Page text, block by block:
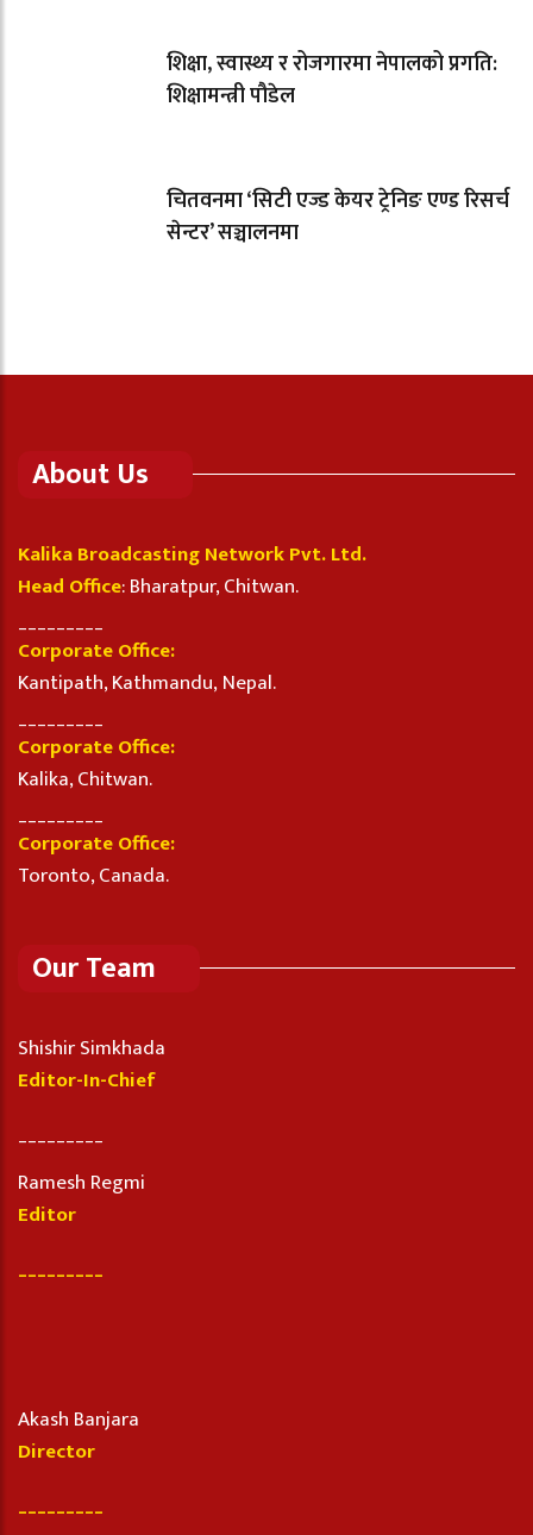
शिक्षा, स्वास्थ्य र रोजगारमा नेपालको प्रगति:
शिक्षामन्त्री पौडेल
चितवनमा ‘सिटी एज्ड केयर ट्रेनिङ एण्ड रिसर्च
सेन्टर’ सञ्चालनमा
About Us
Kalika Broadcasting Network Pvt. Ltd.
Head Office: Bharatpur, Chitwan.
Corporate Office:
Kantipath, Kathmandu, Nepal.
Corporate Office:
Kalika, Chitwan.
Corporate Office:
Toronto, Canada.
Our Team
Shishir Simkhada
Editor-In-Chief
Ramesh Regmi
Editor
_________
Akash Banjara
Director
_________